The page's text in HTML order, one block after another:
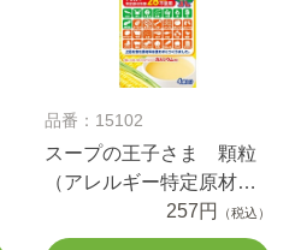
品番：15102
スープの王子さま 顆粒
（アレルギー特定原材料
等28品目不使用）
257円 （税込）